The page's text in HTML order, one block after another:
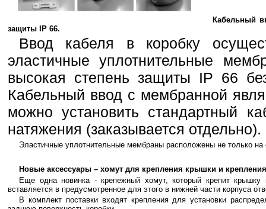
Кабельный
защиты IP 66.
Ввод кабеля в коробку
эластичные уплотнительные
высокая степень защиты IP 66
Кабельный ввод с мембранной
можно установить стандартный
натяжения (заказывается отдельно).
Эластичные уплотнительные мембраны расположены не только на
Новые аксессуары – хомут для крепления крышки и
Еще одна новинка - крепежный хомут, который крепит
вставляется в предусмотренное для этого в нижней части корпуса
В комплект поставки входят крепления для установки